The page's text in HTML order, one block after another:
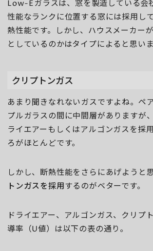
Low-Eガラスは、窓を製造している会
性能なランクに位置する窓には採用し
熱性能です。しかし、ハウスメーカー
としているのかはタイプによると思いま
クリプトンガス
あまり聞きなれないガスですよね。ペ
プルガラスの間に中間層がありますが
ライエアーもしくはアルゴンガスを採
ろがほとんどです。
しかし、断熱性能をさらにあげようと思
トンガスを採用するのがベターです。
ドライエアー、アルゴンガス、クリプ
導率（U値）は以下の表の通り。